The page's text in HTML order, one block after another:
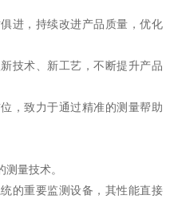
进，持续改进产品质量，优化
技术、新工艺，不断提升产品
，致力于通过精准的测量帮助
量技术。
的重要监测设备，其性能直接